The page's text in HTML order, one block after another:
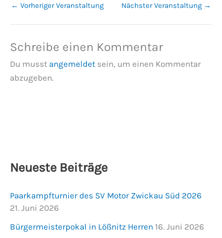
← Vorheriger Veranstaltung Nächster Veranstaltung →
Schreibe einen Kommentar
Du musst angemeldet sein, um einen Kommentar
abzugeben.
Neueste Beiträge
Paarkampfturnier des SV Motor Zwickau Süd 2026
21. Juni 2026
Bürgermeisterpokal in Lößnitz Herren 16. Juni 2026